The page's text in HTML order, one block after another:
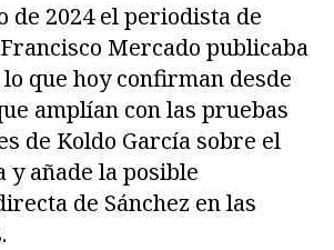
de 2024 el periodista de
Mercado publicaba
que hoy confirman desde
amplían con las pruebas
de Koldo García sobre el
y añade la posible
de Sánchez en las